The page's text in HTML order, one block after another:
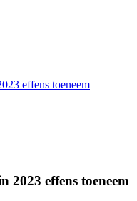
effens toeneem
2023 effens toeneem